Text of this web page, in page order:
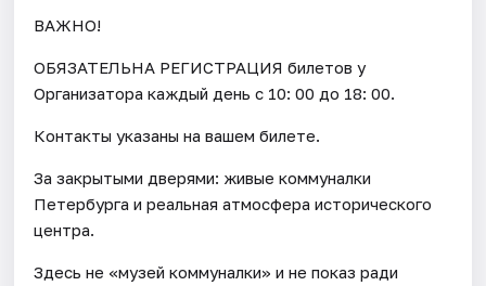
ВАЖНО!
ОБЯЗАТЕЛЬНА РЕГИСТРАЦИЯ билетов у
Организатора каждый день c 10: 00 до 18: 00.
Контакты указаны на вашем билете.
За закрытыми дверями: живые коммуналки
Петербурга и реальная атмосфера исторического
центра.
Здесь не «музей коммуналки» и не показ ради